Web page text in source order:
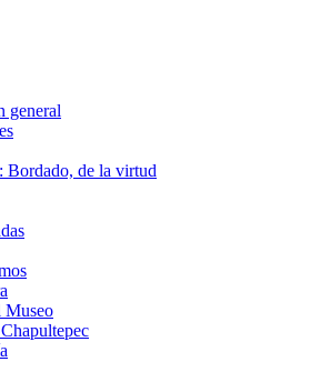
general
Bordado, de la virtud
Museo